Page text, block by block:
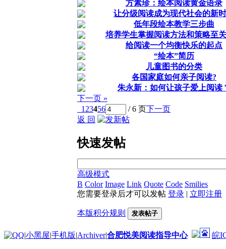
方素珍：绘本阅读黄金语录
让分级阅读成为现代社会的新
低年段绘本教学三步曲
培养学生掌握阅读方法和策略至
给阅读一个均衡快乐的起点
“绘本”简历
儿童图书的分类
各国家庭如何亲子阅读?
朱永新：如何让孩子爱上阅读
下一页 »
1 23456 / 6 页下一页
返 回
快速发帖
高级模式
B Color Image Link Quote Code Smilies
您需要登录后才可以发帖 登录 | 立即注册
本版积分规则 发表帖子
|小黑屋|手机版|Archiver|合肥悦美阅读指导中心 皖